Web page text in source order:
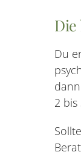
Die
Du
2 bis